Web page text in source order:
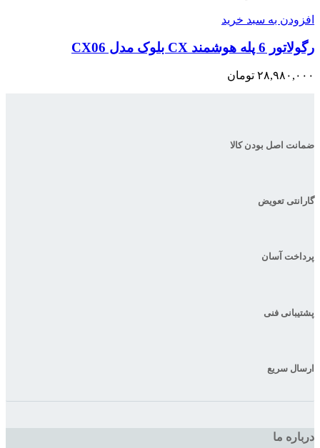
افزودن به سبد خرید
رگولاتور 6 پله هوشمند CX بلوک مدل CX06
۲۸,۹۸۰,۰۰۰ تومان
ضمانت اصل بودن کالا
گارانتی تعویض
پرداخت آسان
پشتیبانی فنی
ارسال سریع
درباره ما